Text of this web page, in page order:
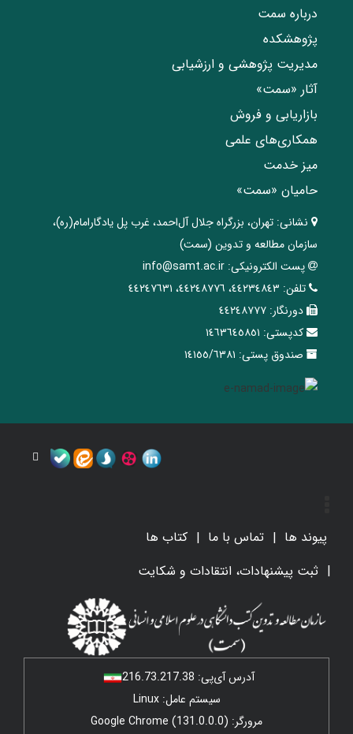
درباره سمت
پژوهشکده
مدیریت پژوهشی و ارزشیابی
آثار «سمت»
بازاریابی و فروش
همکاری‌های علمی
میز خدمت
حامیان «سمت»
نشانی: تهران، ‌بزرگراه ‌جلال آل‌احمد، غرب پل يادگار‌امام(ره)‌،
سازمان مطالعه و تدوین‌ (سمت)
پست الکترونیکی: info@samt.ac.ir
تلفن: ٤٤٢٣٤٨٤٣، ٤٤٢٤٨٧٧٦، ٤٤٢٤٧٦٣١
دورنگار: ٤٤٢٤٨٧٧٧
کدپستی: ١٤٦٣٦٤٥٨٥١
صندوق پستی: ١٤١٥٥/٦٣٨١
پیوند ها تماس با ما
کتاب ها
ثبت پیشنهادات، انتقادات و شکایت
آدرس آی‌پی: 216.73.217.38
سیستم عامل: Linux
مرورگر: Google Chrome (131.0.0.0)